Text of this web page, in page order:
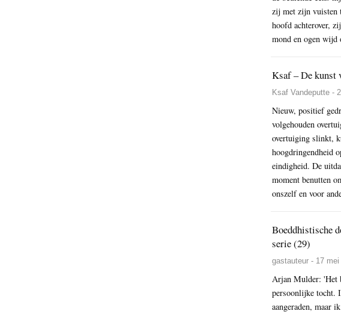
zij met zijn vuisten
hoofd achterover,
mond en ogen wijd
Ksaf – De kunst
Ksaf Vandeputte -
Nieuw, positief
volgehouden
overtuiging slinkt,
hoogdringendheid
eindigheid. De
moment benutten
onszelf en voor
Boeddhistische
serie (29)
gastauteur - 17 mei
Arjan Mulder: 'Het
persoonlijke tocht.
aangeraden, maar